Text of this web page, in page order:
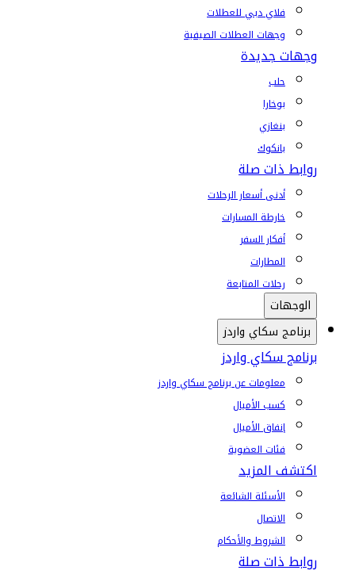
فلاي دبي للعطلات
وجهات العطلات الصيفية
وجهات جديدة
حلب
بوخارا
بنغازي
بانكوك
روابط ذات صلة
أدنى أسعار الرحلات
خارطة المسارات
أفكار السفر
المطارات
رحلات المتابعة
الوجهات
برنامج سكاي واردز
برنامج سكاي واردز
معلومات عن برنامج سكاي واردز
كسب الأميال
إنفاق الأميال
فئات العضوية
اكتشف المزيد
الأسئلة الشائعة
الاتصال
الشروط والأحكام
روابط ذات صلة